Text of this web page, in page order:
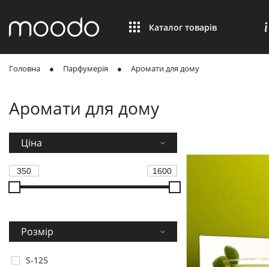
Каталог товарів
Головна Парфумерія Аромати для дому
Аромати для дому
Ціна
Розмір
S-125